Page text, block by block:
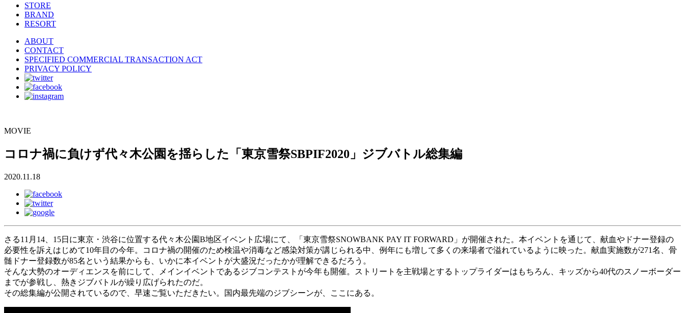
STORE
BRAND
RESORT
ABOUT
CONTACT
SPECIFIED COMMERCIAL TRANSACTION ACT
PRIVACY POLICY
MOVIE
コロナ禍に負けず代々木公園を揺らした「東京雪祭SBPIF2020」ジブバトル総集編
2020.11.18
さる11月14、15日に東京・渋谷に位置する代々木公園B地区イベント広場にて、「東京雪祭SNOWBANK PAY IT FORWARD」が開催された。本イベントを通じて、献血やドナー登録の
必要性を訴えはじめて10年目の今年。コロナ禍の開催のため検温や消毒など感染対策が講じられる中、例年にも増して多くの来場者で溢れているように映った。献血実施数が271名、骨
髄ドナー登録数が85名という結果からも、いかに本イベントが大盛況だったかが理解できるだろう。
そんな大勢のオーディエンスを前にして、メインイベントであるジブコンテストが今年も開催。ストリートを主戦場とするトップライダーはもちろん、キッズから40代のスノーボーダー
までが参戦し、熱きジブバトルが繰り広げられたのだ。
その総集編が公開されているので、早速ご覧いただきたい。国内最先端のジブシーンが、ここにある。